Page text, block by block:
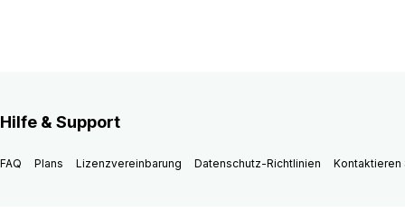
Hilfe & Support
FAQ Plans Lizenzvereinbarung Datenschutz-Richtlinien Kontaktieren